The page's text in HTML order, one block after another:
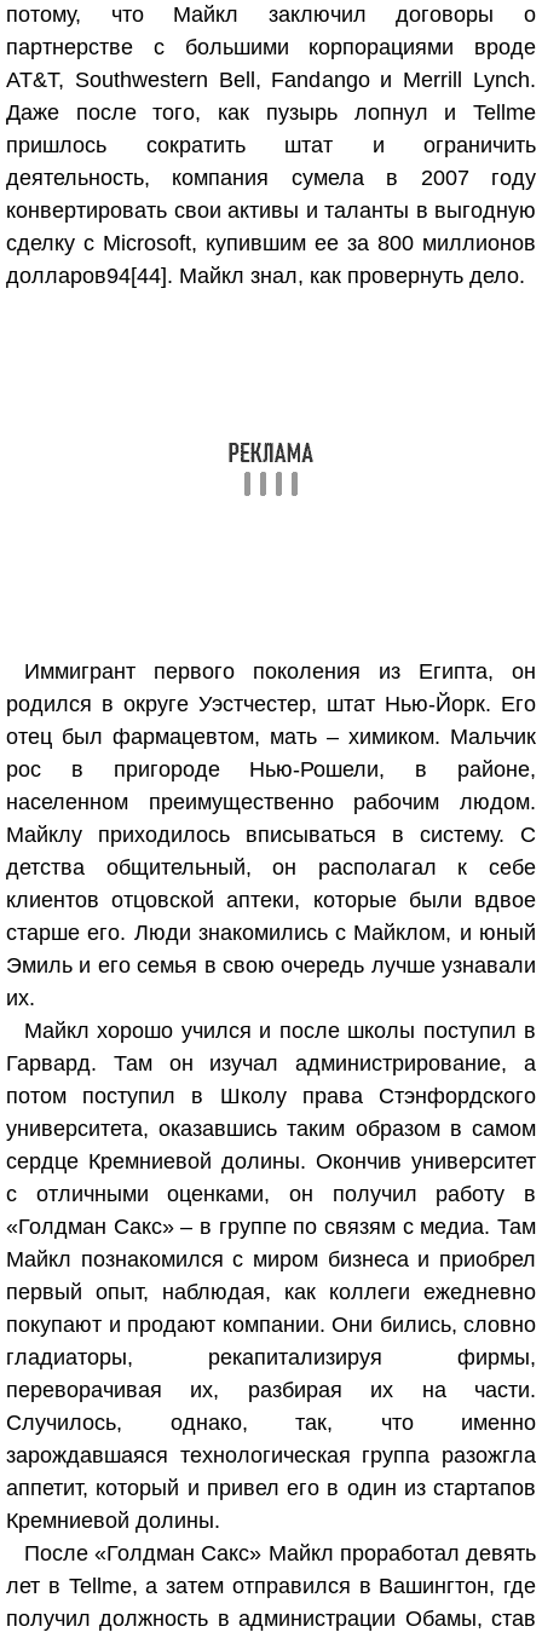
потому, что Майкл заключил договоры о
партнерстве с большими корпорациями вроде
AT&T, Southwestern Bell, Fandango и Merrill Lynch.
Даже после того, как пузырь лопнул и Tellme
пришлось сократить штат и ограничить
деятельность, компания сумела в 2007 году
конвертировать свои активы и таланты в выгодную
сделку с Microsoft, купившим ее за 800 миллионов
долларов94[44]. Майкл знал, как провернуть дело.
Иммигрант первого поколения из Египта, он
родился в округе Уэстчестер, штат Нью-Йорк. Его
отец был фармацевтом, мать – химиком. Мальчик
рос в пригороде Нью-Рошели, в районе,
населенном преимущественно рабочим людом.
Майклу приходилось вписываться в систему. С
детства общительный, он располагал к себе
клиентов отцовской аптеки, которые были вдвое
старше его. Люди знакомились с Майклом, и юный
Эмиль и его семья в свою очередь лучше узнавали
их.
Майкл хорошо учился и после школы поступил в
Гарвард. Там он изучал администрирование, а
потом поступил в Школу права Стэнфордского
университета, оказавшись таким образом в самом
сердце Кремниевой долины. Окончив университет
с отличными оценками, он получил работу в
«Голдман Сакс» – в группе по связям с медиа. Там
Майкл познакомился с миром бизнеса и приобрел
первый опыт, наблюдая, как коллеги ежедневно
покупают и продают компании. Они бились, словно
гладиаторы, рекапитализируя фирмы,
переворачивая их, разбирая их на части.
Случилось, однако, так, что именно
зарождавшаяся технологическая группа разожгла
аппетит, который и привел его в один из стартапов
Кремниевой долины.
После «Голдман Сакс» Майкл проработал девять
лет в Tellme, а затем отправился в Вашингтон, где
получил должность в администрации Обамы, став